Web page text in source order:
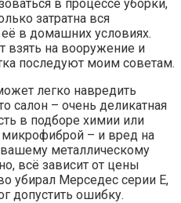
в процессе уборки,
затратна вся
в домашних условиях.
взять на вооружение и
последуют моим советам.
легко навредить
салон – очень деликатная
в подборе химии или
– и вред на
металлическому
всё зависит от цены
убирал Мерседес серии Е,
допустить ошибку.